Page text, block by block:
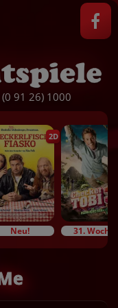
91 26) 1000
2D
Neu! 31. Woche!